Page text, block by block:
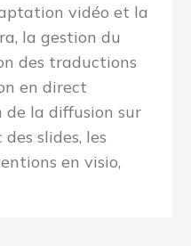
vidéo et la
la gestion du
des traductions
en direct
de la diffusion sur
slides, les
en visio,